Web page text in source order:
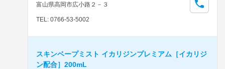
富山県高岡市広小路２－３
TEL: 0766-53-5002
スキンベープミスト イカリジンプレミアム［イカリジ
ン配合］200mL